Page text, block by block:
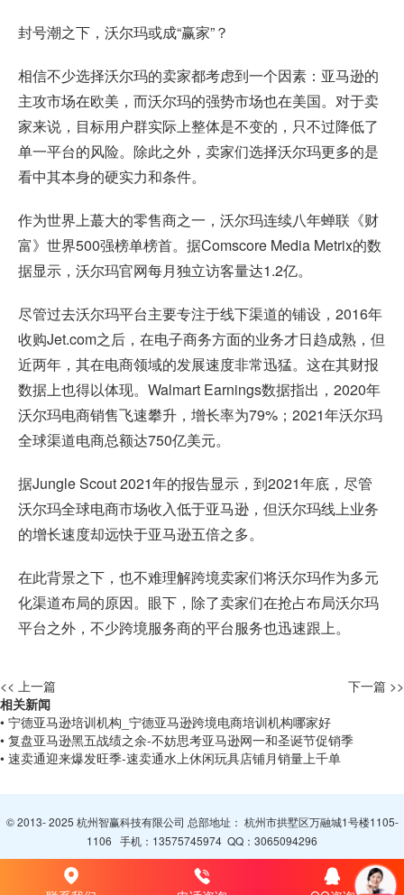
封号潮之下，沃尔玛或成“赢家”？
相信不少选择沃尔玛的卖家都考虑到一个因素：亚马逊的
主攻市场在欧美，而沃尔玛的强势市场也在美国。对于卖
家来说，目标用户群实际上整体是不变的，只不过降低了
单一平台的风险。除此之外，卖家们选择沃尔玛更多的是
看中其本身的硬实力和条件。
作为世界上蕞大的零售商之一，沃尔玛连续八年蝉联《财
富》世界500强榜单榜首。据Comscore Media Metrix的数
据显示，沃尔玛官网每月独立访客量达1.2亿。
尽管过去沃尔玛平台主要专注于线下渠道的铺设，2016年
收购Jet.com之后，在电子商务方面的业务才日趋成熟，但
近两年，其在电商领域的发展速度非常迅猛。这在其财报
数据上也得以体现。Walmart Earnings数据指出，2020年
沃尔玛电商销售飞速攀升，增长率为79%；2021年沃尔玛
全球渠道电商总额达750亿美元。
据Jungle Scout 2021年的报告显示，到2021年底，尽管
沃尔玛全球电商市场收入低于亚马逊，但沃尔玛线上业务
的增长速度却远快于亚马逊五倍之多。
在此背景之下，也不难理解跨境卖家们将沃尔玛作为多元
化渠道布局的原因。眼下，除了卖家们在抢占布局沃尔玛
平台之外，不少跨境服务商的平台服务也迅速跟上。
<< 上一篇
下一篇 >>
相关新闻
• 宁德亚马逊培训机构_宁德亚马逊跨境电商培训机构哪家好
• 复盘亚马逊黑五战绩之余-不妨思考亚马逊网一和圣诞节促销季
• 速卖通迎来爆发旺季-速卖通水上休闲玩具店铺月销量上千单
© 2013- 2025 杭州智赢科技有限公司 总部地址： 杭州市拱墅区万融城1号楼1105-
1106 手机： 13575745974 QQ： 3065094296